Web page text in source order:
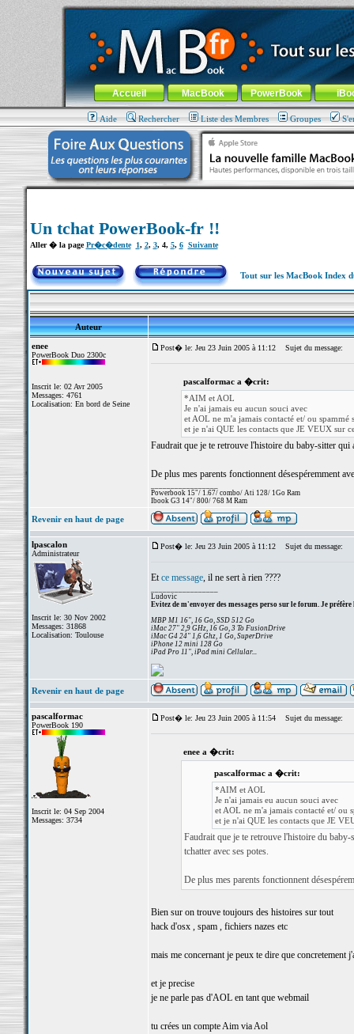
MacBook-fr.com : 100% Apple... 100% nomade !
Aller au contenu-Aller au menu général-Aller au menu de
Menu général
Accueil MacBook PowerBook
Aide Rechercher Liste des Membres Groupes
Un tchat PowerBook-fr !!
Aller � la pagePr�c�dente 1, 2, 3, 4, 5, 6 Suivante
Tout sur les MacBook Index
Auteur
enee
PowerBook Duo 2300c
Inscrit le: 02 Avr 2005
Messages: 4761
Localisation: En bord de Seine
Post� le: Jeu 23 Juin 2005 à 11:12 Sujet du message:
pascalformac a �crit:
*AIM et AOL
Je n'ai jamais eu aucun souci avec
et AOL ne m'a jamais contacté et/ ou
et je n'ai QUE les contacts que JE VEUX sur
Faudrait que je te retrouve l'histoire du baby-sitter
De plus mes parents fonctionnent désespéremment
Powerbook 15"/ 1.67/ combo/ Ati 128/ 1Go Ram
Ibook G3 14"/ 800/ 768 M Ram
Revenir en haut de page
lpascalon
Administrateur
Inscrit le: 30 Nov 2002
Messages: 31868
Localisation: Toulouse
Post� le: Jeu 23 Juin 2005 à 11:12 Sujet du message:
Etce message, il ne sert à rien ????
Ludovic
Evitez de m'envoyer des messages perso sur le forum. Je préfère
MBP M1 16", 16 Go, SSD 512 Go
iMac 27" 2,9 GHz, 16 Go, 3 To FusionDrive
iMac G4 24" 1,6 Ghz, 1 Go, SuperDrive
iPhone 12 mini 128 Go
iPad Pro 11", iPad mini Cellular...
Revenir en haut de page
pascalformac
PowerBook 190
Inscrit le: 04 Sep 2004
Messages: 3734
Post� le: Jeu 23 Juin 2005 à 11:54 Sujet du message:
enee a �crit:
pascalformac a �crit:
*AIM et AOL
Je n'ai jamais eu aucun souci avec
et AOL ne m'a jamais contacté et/
et je n'ai QUE les contacts que JE
Faudrait que je te retrouve l'histoire du
tchatter avec ses potes.
De plus mes parents fonctionnent
Bien sur on trouve toujours des histoires sur tout
hack d'osx , spam , fichiers nazes etc
mais me concernant je peux te dire que concretement
et je precise
je ne parle pas d'AOL en tant que webmail
tu crées un compte Aim via Aol